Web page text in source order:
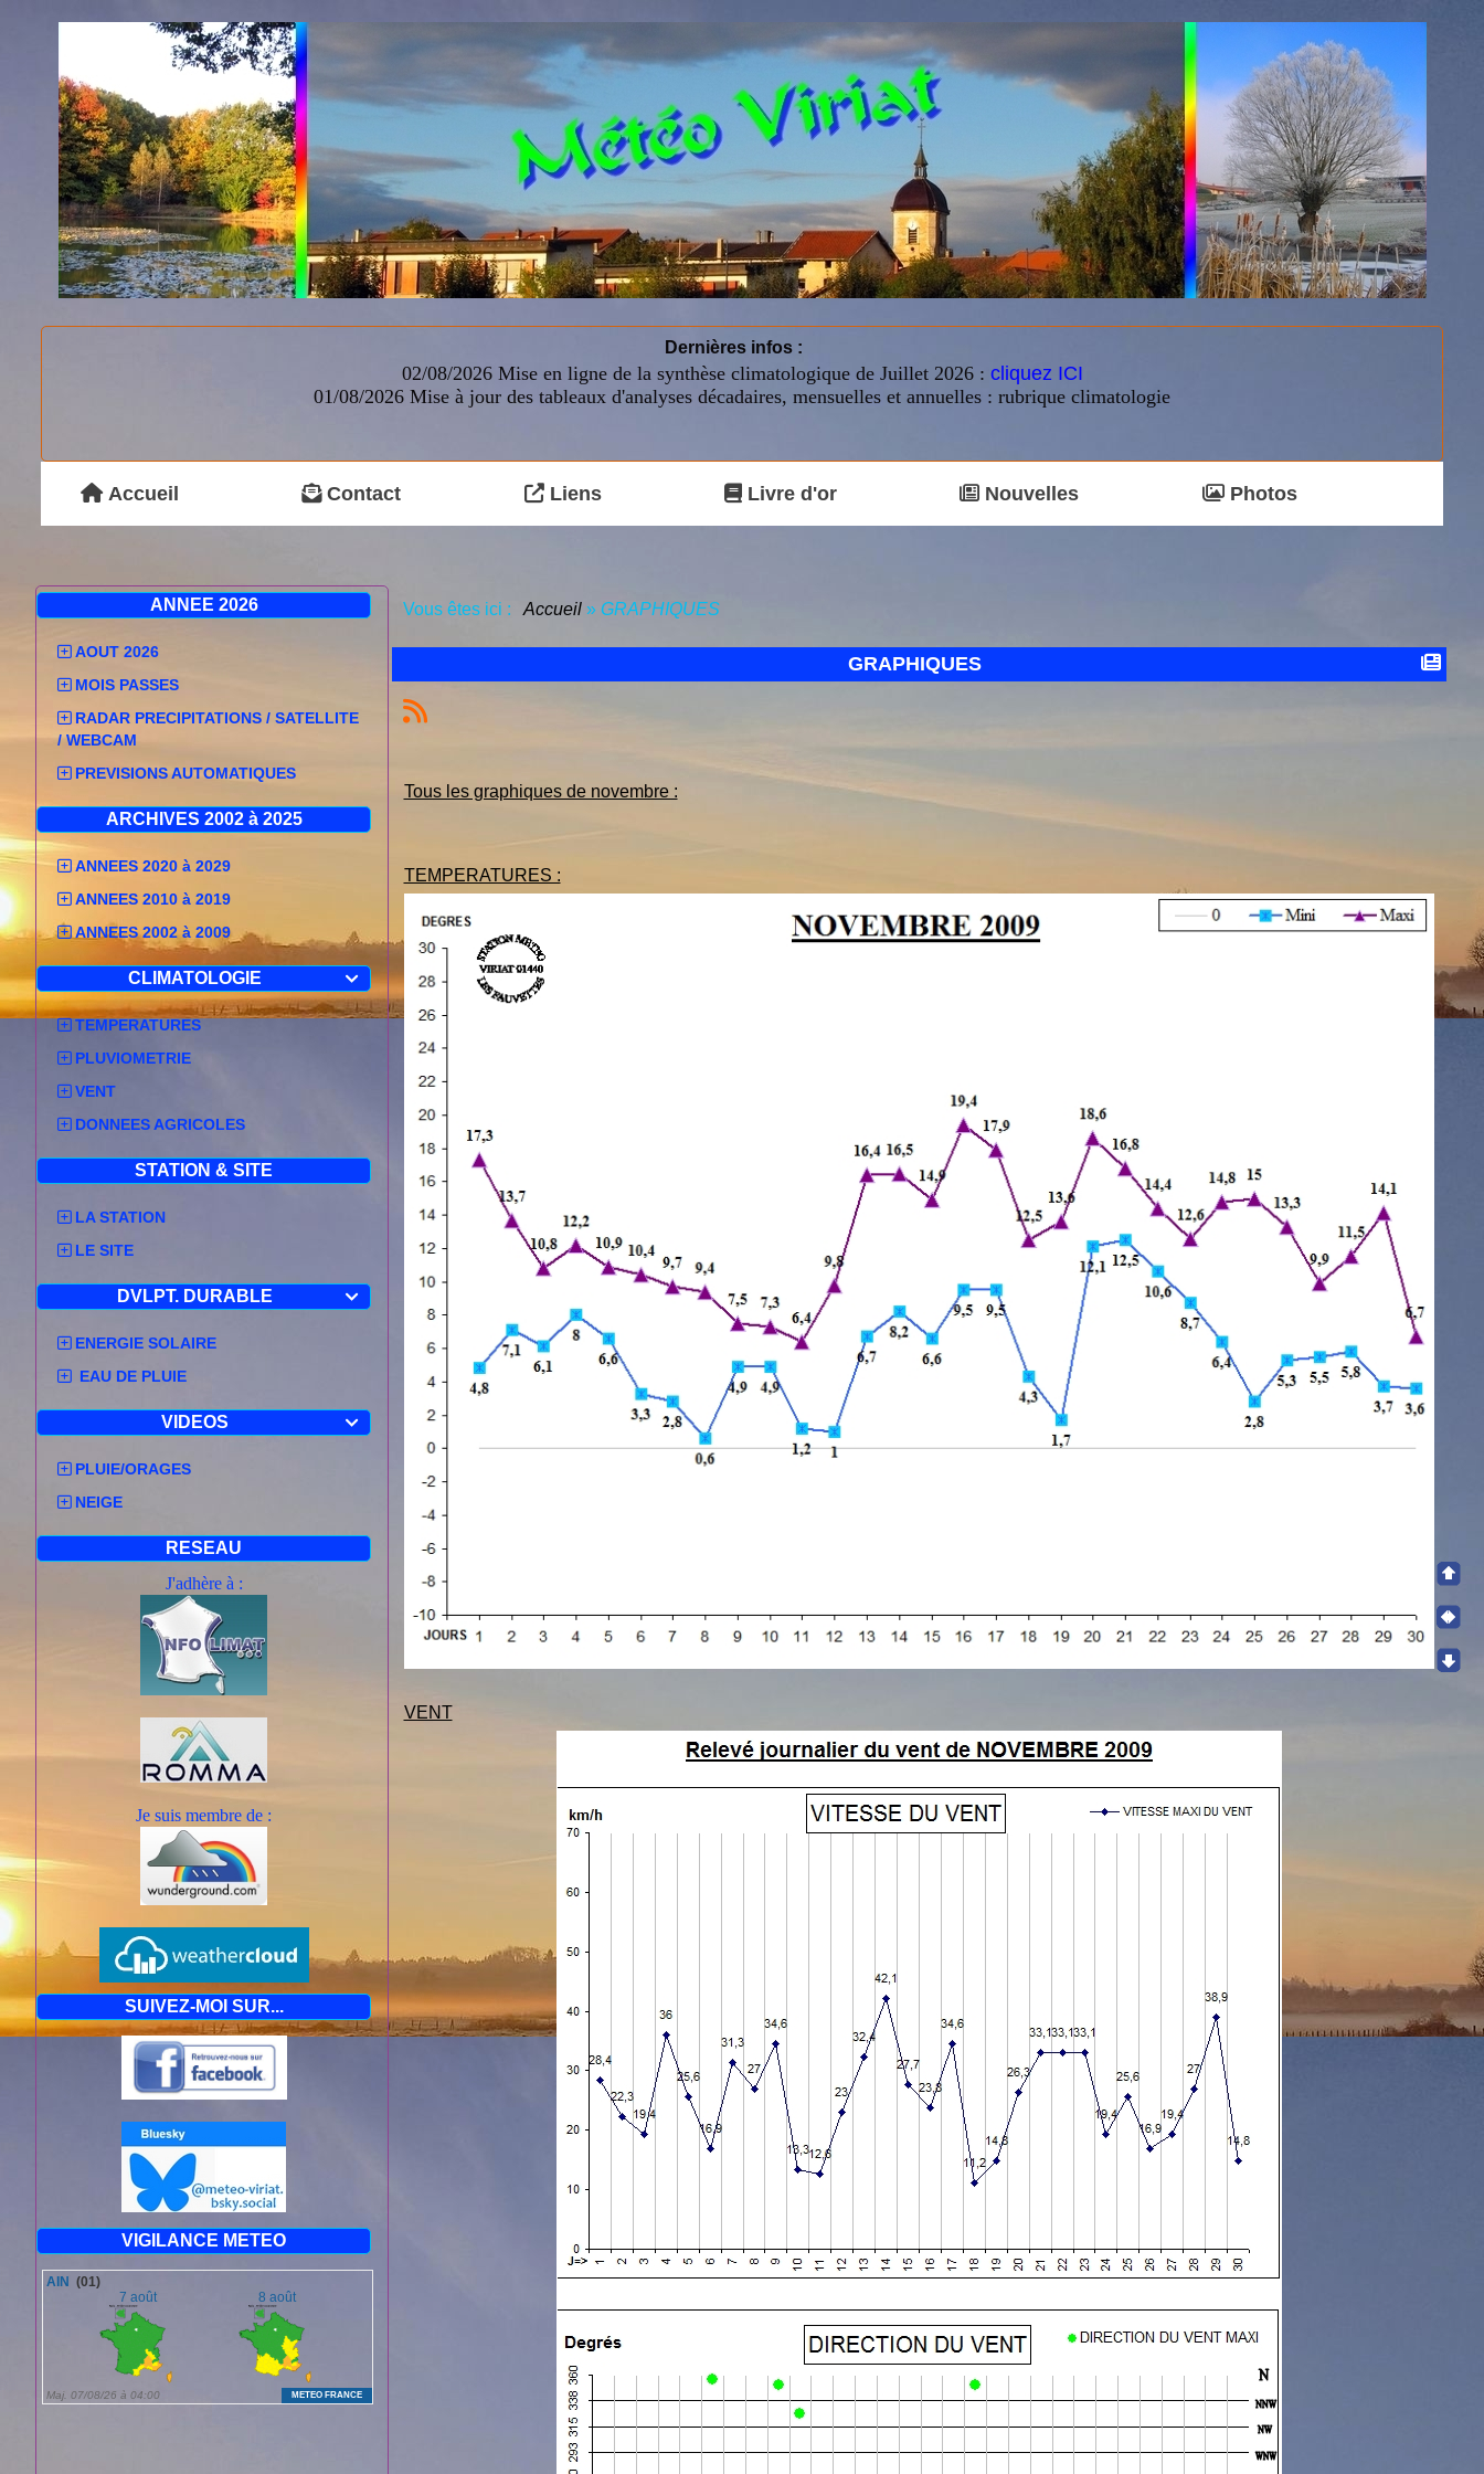
Dernières infos :
02/08/2026 Mise en ligne de la synthèse climatologique de Juillet 2026 : cliquez ICI
01/08/2026 Mise à jour des tableaux d'analyses décadaires, mensuelles et annuelles : rubrique climatologie
Accueil Contact Liens Livre d'or Nouvelles Photos
ANNEE 2026
AOUT 2026
MOIS PASSES
RADAR PRECIPITATIONS / SATELLITE
/ WEBCAM
PREVISIONS AUTOMATIQUES
ARCHIVES 2002 à 2025
ANNEES 2020 à 2029
ANNEES 2010 à 2019
ANNEES 2002 à 2009

CLIMATOLOGIE
TEMPERATURES
PLUVIOMETRIE
VENT
DONNEES AGRICOLES
STATION & SITE
LA STATION
LE SITE

DVLPT. DURABLE
ENERGIE SOLAIRE
EAU DE PLUIE

VIDEOS
PLUIE/ORAGES
NEIGE
RESEAU
J'adhère à :
Je suis membre de :
SUIVEZ-MOI SUR...
VIGILANCE METEO
Vous êtes ici : Accueil » GRAPHIQUES
GRAPHIQUES
Tous les graphiques de novembre :
TEMPERATURES :
VENT